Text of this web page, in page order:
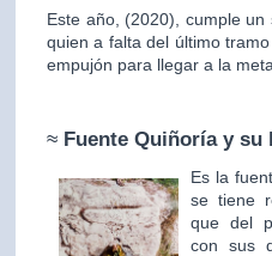
Este año, (2020), cumple
quien a falta del último
empujón para llegar a la
≈ Fuente Quiñoría y su
Es la
se tiene
que del
con sus